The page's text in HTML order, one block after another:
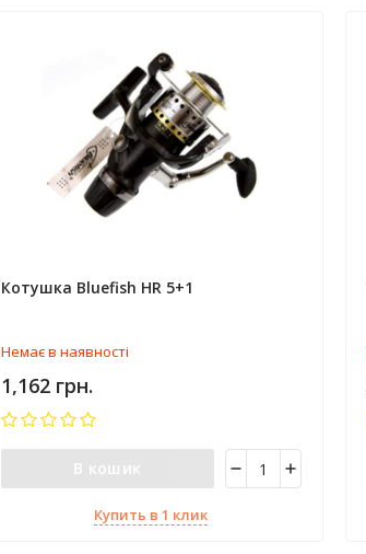
Котушка Bluefish HR 5+1
Немає в наявності
1,162 грн.
В кошик
Купить в 1 клик